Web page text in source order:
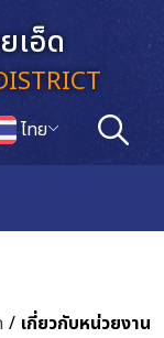
เอ็ด
ซต์
เปลี่ยนภาษา
ไทย ค้นหา
/ เกี่ยวกับหน่วยงาน